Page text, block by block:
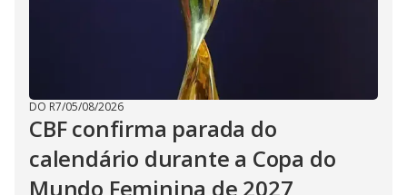
DO R7/05/08/2026
CBF confirma parada do
calendário durante a Copa do
Mundo Feminina de 2027